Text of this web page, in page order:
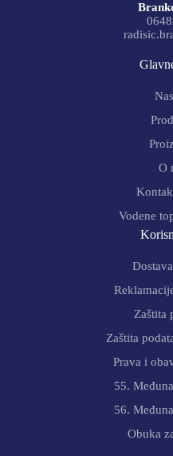
O
Vodene
Zaštita
Zaštita
Prava i
55.
56.
Obuka